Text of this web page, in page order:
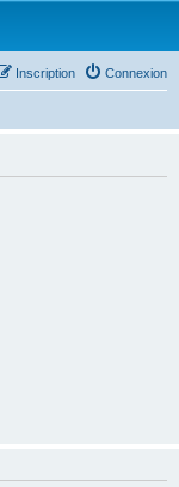
Connexion
Inscription